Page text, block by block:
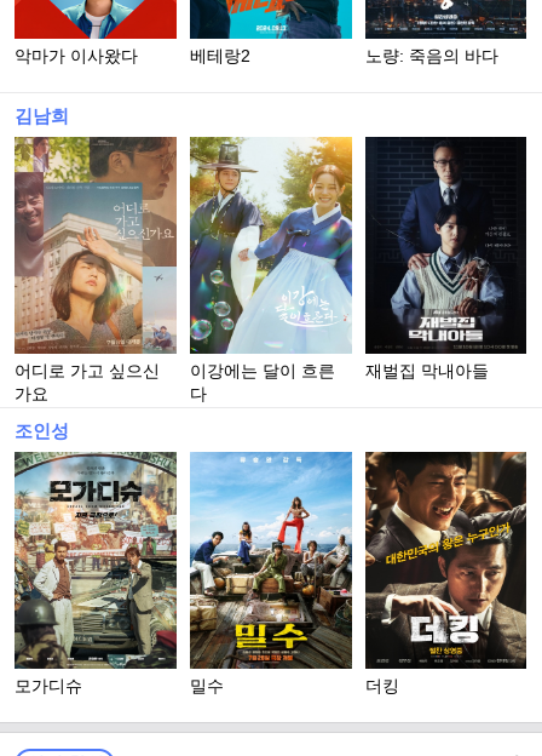
악마가 이사왔다 베테랑2 노량: 죽음의 바다
김남희
어디로 가고 싶으신
가요
이강에는 달이 흐른
다
재벌집 막내아들
조인성
모가디슈 밀수 더킹